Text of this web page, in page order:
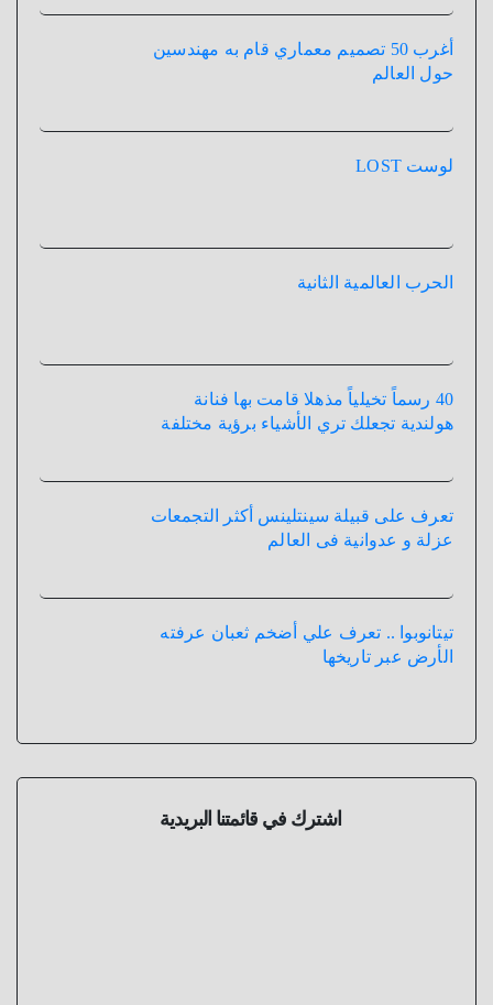
أغرب 50 تصميم معماري قام به مهندسين
حول العالم
لوست LOST
الحرب العالمية الثانية
40 رسماً تخيلياً مذهلا قامت بها فنانة
هولندية تجعلك تري الأشياء برؤية مختلفة
تعرف على قبيلة سينتلينس أكثر التجمعات
عزلة و عدوانية فى العالم
تيتانوبوا .. تعرف علي أضخم ثعبان عرفته
الأرض عبر تاريخها
اشترك في قائمتنا البريدية